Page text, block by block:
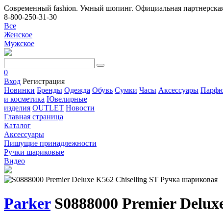
Современный fashion. Умный шопинг. Официальная партнерская
8-800-250-31-30
Все
Женское
Мужское
0
Вход Регистрация
Новинки Бренды Одежда Обувь Сумки Часы Аксессуары
и косметика Ювелирные
изделия OUTLET Новости
Главная страница
Каталог
Аксессуары
Пишущие принадлежности
Ручки шариковые
Видео
ParkerS0888000 Premier